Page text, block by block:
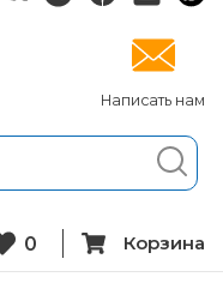
Написать нам
0 Корзина